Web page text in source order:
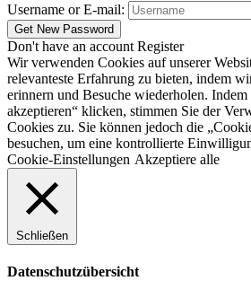
Username or E-mail:
Don't have an account Register
Wir verwenden Cookies auf unserer
relevanteste Erfahrung zu bieten, indem
erinnern und Besuche wiederholen.
akzeptieren“ klicken, stimmen Sie der
Cookies zu. Sie können jedoch die
besuchen, um eine kontrollierte
Cookie-Einstellungen Akzeptiere alle
Schließen
Datenschutzübersicht